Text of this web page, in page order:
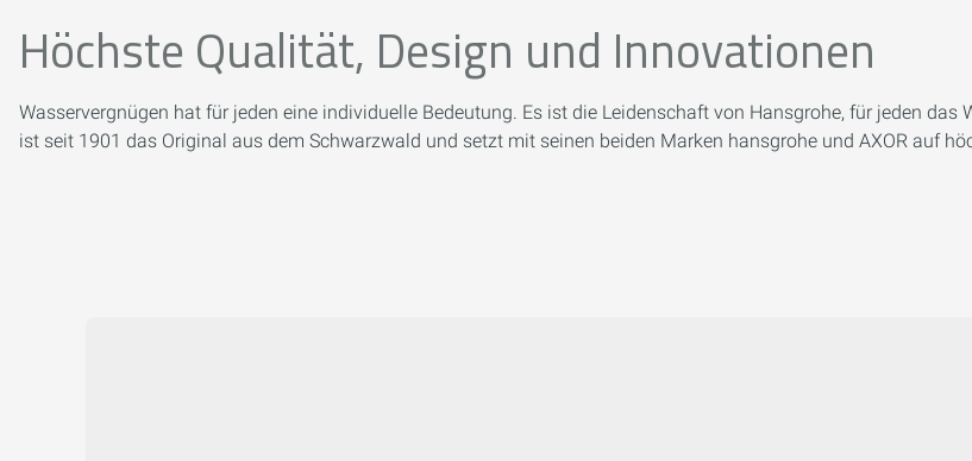
Höchste Qualität, Design und Innovationen
Wasservergnügen hat für jeden eine individuelle Bedeutung. Es ist die Leidenschaft von Hansgrohe, für jeden
ist seit 1901 das Original aus dem Schwarzwald und setzt mit seinen beiden Marken hansgrohe und AXOR auf